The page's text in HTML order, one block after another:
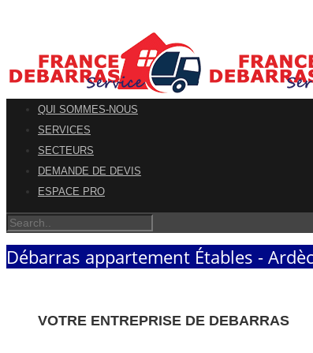
QUI SOMMES-NOUS
SERVICES
SECTEURS
DEMANDE DE DEVIS
ESPACE PRO
Débarras appartement Étables -
VOTRE ENTREPRISE DE DEBARRAS